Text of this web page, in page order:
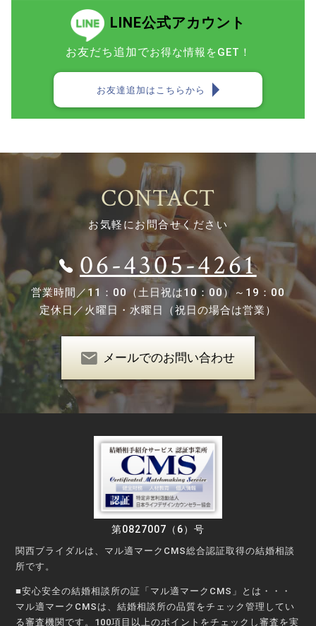
LINE公式アカウント
お友だち追加でお得な情報をGET！
お友達追加はこちらから
CONTACT
お気軽にお問合せください
06-4305-4261
営業時間／11：00（土日祝は10：00）～19：00
定休日／火曜日・水曜日（祝日の場合は営業）
メールでのお問い合わせ
第0827007（6）号
関西ブライダルは、マル適マークCMS総合認証取得の結婚相談
所です。
■安心安全の結婚相談所の証「マル適マークCMS」とは・・・
マル適マークCMSは、結婚相談所の品質をチェック管理してい
る審査機関です。100項目以上のポイントをチェックし審査を実